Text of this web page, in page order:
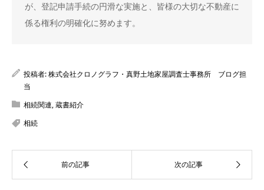
が、登記申請手続の円滑な実施と、皆様の大切な不動産に
係る権利の明確化に努めます。
投稿者:株式会社クロノグラフ・真野土地家屋調査士事務所 ブログ担
当
相続関連,蔵書紹介
相続